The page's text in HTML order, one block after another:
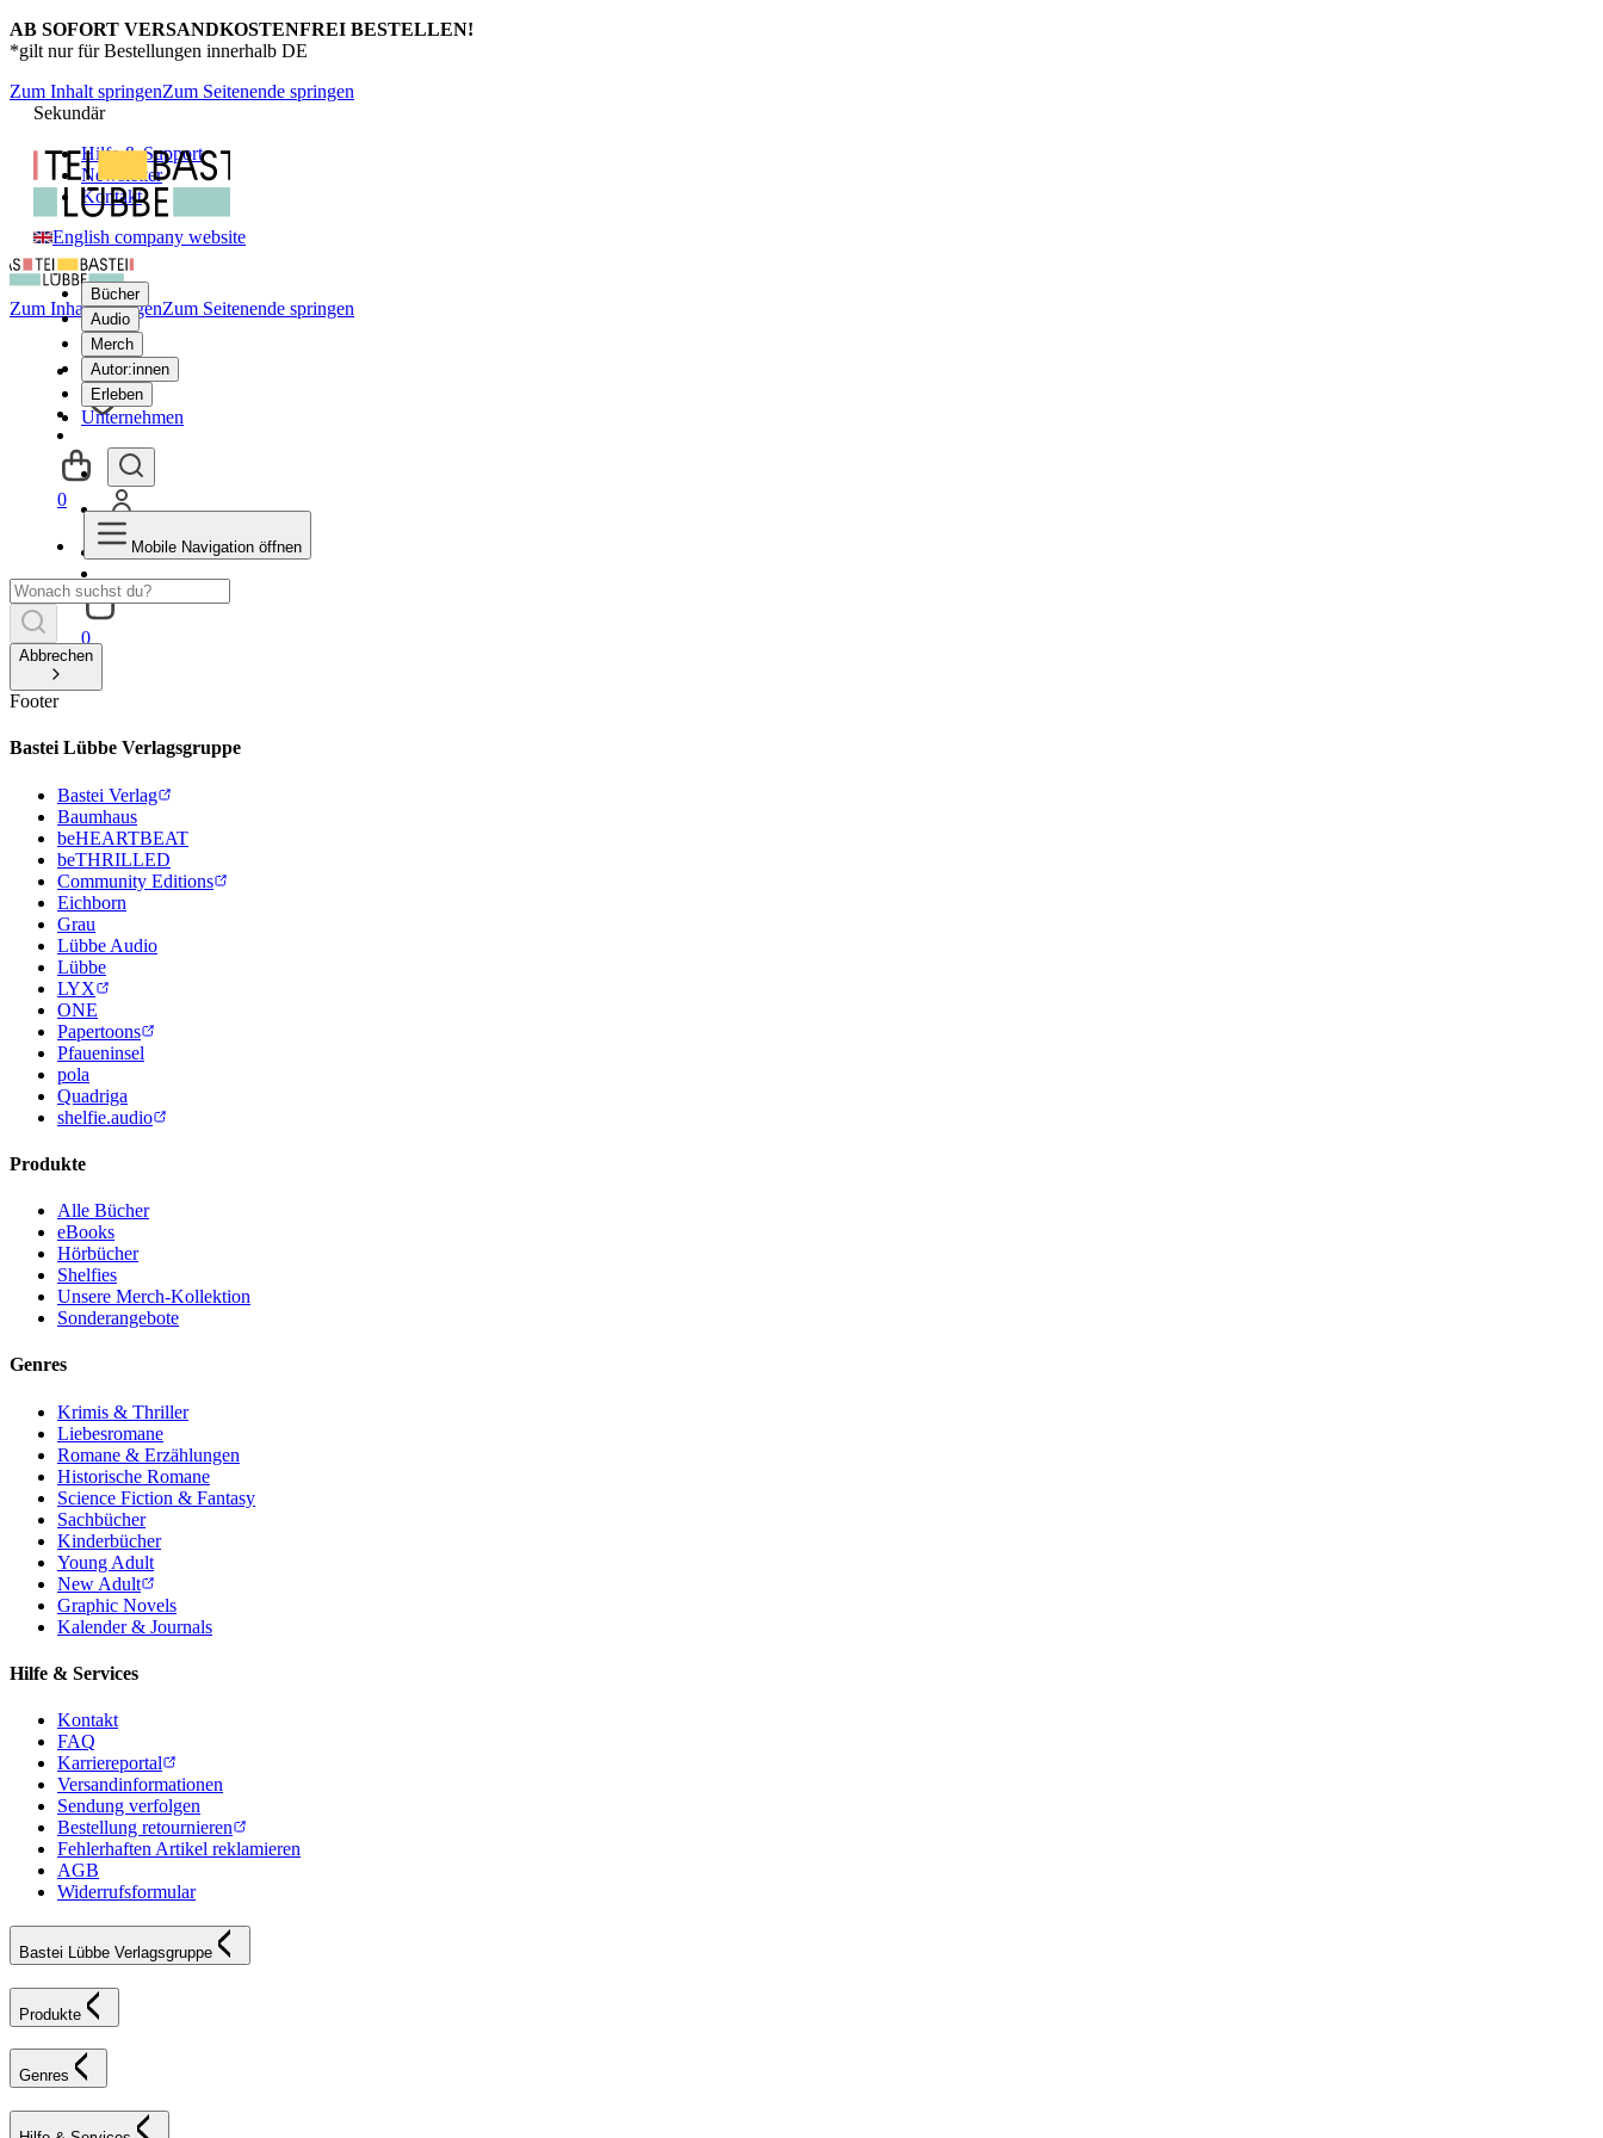
AB SOFORT VERSANDKOSTENFREI BESTELLEN!
*gilt nur für Bestellungen innerhalb DE
Zum Inhalt springenZum Seitenende springen
Sekundär
Hilfe & Support
Newsletter
Kontakt
English company website
Bücher
Audio
Merch
Autor:innen
Erleben
Unternehmen
0
Zum Inhalt springenZum Seitenende springen
0
Mobile Navigation öffnen
Abbrechen
Footer
Bastei Lübbe Verlagsgruppe
Bastei Verlag
Baumhaus
beHEARTBEAT
beTHRILLED
Community Editions
Eichborn
Grau
Lübbe Audio
Lübbe
LYX
ONE
Papertoons
Pfaueninsel
pola
Quadriga
shelfie.audio
Produkte
Alle Bücher
eBooks
Hörbücher
Shelfies
Unsere Merch-Kollektion
Sonderangebote
Genres
Krimis & Thriller
Liebesromane
Romane & Erzählungen
Historische Romane
Science Fiction & Fantasy
Sachbücher
Kinderbücher
Young Adult
New Adult
Graphic Novels
Kalender & Journals
Hilfe & Services
Kontakt
FAQ
Karriereportal
Versandinformationen
Sendung verfolgen
Bestellung retournieren
Fehlerhaften Artikel reklamieren
AGB
Widerrufsformular
Bastei Lübbe Verlagsgruppe
Produkte
Genres